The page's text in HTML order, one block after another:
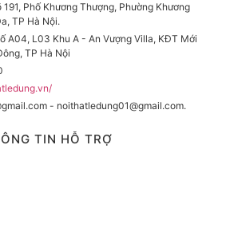
Phố Khương Thượng, Phường Khương
TP Hà Nội.
A04, L03 Khu A - An Vượng Villa, KĐT Mới
TP Hà Nội
- noithatledung01@gmail.com.
TIN HỖ TRỢ